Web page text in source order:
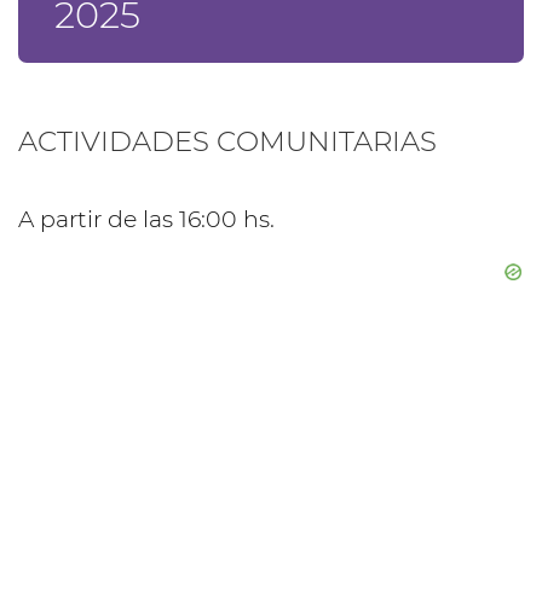
2025
ACTIVIDADES COMUNITARIAS
A partir de las 16:00 hs.